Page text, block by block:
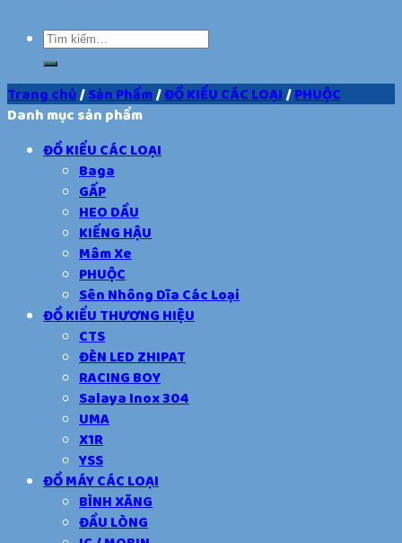
Trang chủ/Sản Phẩm /ĐỒ KIỂU CÁC LOẠI /PHUỘC
Danh mục sản phẩm
ĐỒ KIỂU CÁC LOẠI
Baga
GẤP
HEO DẦU
KIẾNG HẬU
Mâm Xe
PHUỘC
Sên Nhông Dĩa Các Loại
ĐỒ KIỂU THƯƠNG HIỆU
CTS
ĐÈN LED ZHIPAT
RACING BOY
Salaya Inox 304
UMA
X1R
YSS
ĐỒ MÁY CÁC LOẠI
BÌNH XĂNG
ĐẦU LÒNG